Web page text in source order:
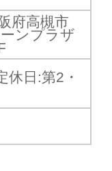
府高槻市
ンプラザ
休日:第2・